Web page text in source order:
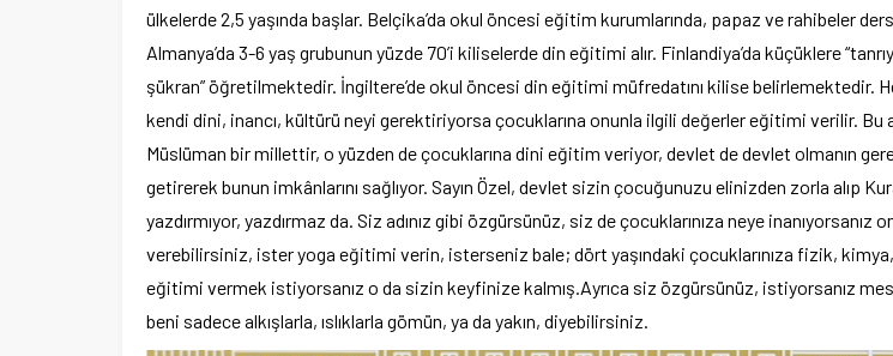
ülkelerde 2,5 yaşında başlar. Belçika’da okul öncesi eğitim kurumlarında, papaz ve rahibeler
Almanya’da 3-6 yaş grubunun yüzde 70’i kiliselerde din eğitimi alır. Finlandiya’da küçüklere
şükran” öğretilmektedir. İngiltere’de okul öncesi din eğitimi müfredatını kilise belirlemektedir.
kendi dini, inancı, kültürü neyi gerektiriyorsa çocuklarına onunla ilgili değerler eğitimi verilir. Bu
Müslüman bir millettir, o yüzden de çocuklarına dini eğitim veriyor, devlet de devlet olmanın
getirerek bunun imkânlarını sağlıyor. Sayın Özel, devlet sizin çocuğunuzu elinizden zorla alıp
yazdırmıyor, yazdırmaz da. Siz adınız gibi özgürsünüz, siz de çocuklarınıza neye inanıyorsanız
verebilirsiniz, ister yoga eğitimi verin, isterseniz bale; dört yaşındaki çocuklarınıza fizik,
eğitimi vermek istiyorsanız o da sizin keyfinize kalmış.Ayrıca siz özgürsünüz, istiyorsanız
beni sadece alkışlarla, ıslıklarla gömün, ya da yakın, diyebilirsiniz.